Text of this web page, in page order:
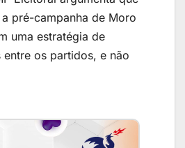
pré-campanha de Moro
uma estratégia de
os partidos, e não